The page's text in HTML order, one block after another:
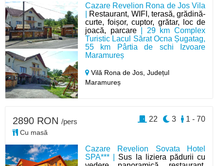
Cazare Revelion Rona de Jos Vila
Restaurant, WIFI, terasă, grădină-
curte, foișor, cuptor, grătar, loc de
joacă, parcare| 29 km Complex
Turistic Lacul Sărat Ocna Șugatag,
55 km Pârtia de schi Izvoare
Maramureș
Vilă Rona de Jos,Județul
Maramureș
Cazare Revelion Sovata Hotel
SPA*** | Sus la liziera pădurii cu
2890 RON /pers
Cu masă
1 - 70
3
22